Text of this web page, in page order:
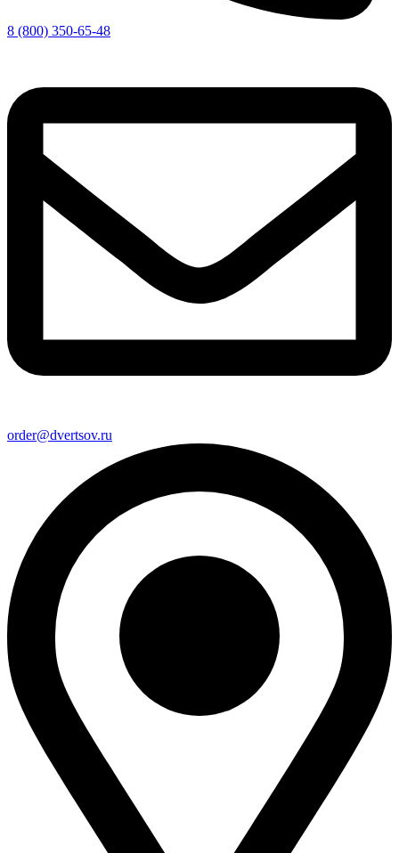
8 (800) 350-65-48
order@dvertsov.ru